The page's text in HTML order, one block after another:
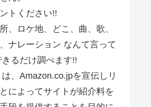
トください!!
、ロケ地、どこ、曲、歌、
ナレーション なんて言って
るだけ調べます!!
、Amazon.co.jpを宣伝しリ
によってサイトが紹介料を